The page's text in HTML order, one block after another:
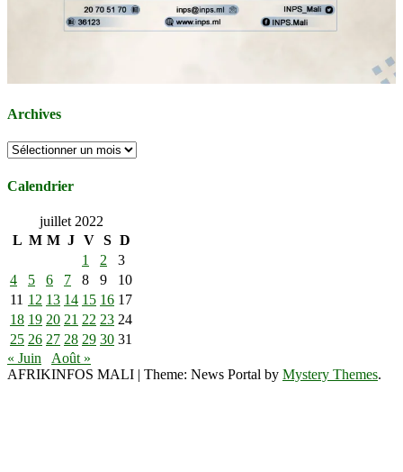
Archives
Archives
Calendrier
juillet 2022
L M M J V S D
1
2
3
4
5 6 7 8 9
10
11 12 13 14 15 16 17
18 19 20 21 22 23 24
25 26 27 28 29 30 31
« Juin
Août »
AFRIKINFOS MALI | Theme: News Portal by Mystery Themes.